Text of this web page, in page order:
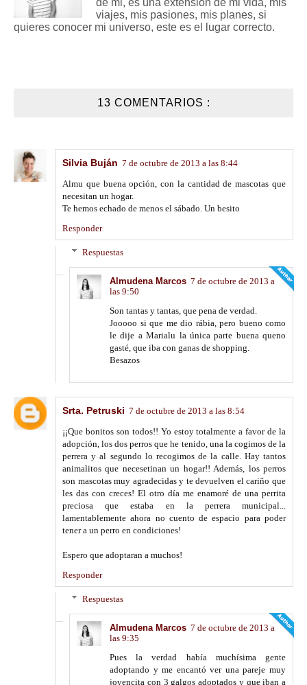
de mi, es una extensión de mi vida, mis
viajes, mis pasiones, mis planes, si
quieres conocer mi universo, este es el lugar correcto.
13 COMENTARIOS :
Silvia Buján 7 de octubre de 2013 a las 8:44
Almu que buena opción, con la cantidad de mascotas que
necesitan un hogar.
Te hemos echado de menos el sábado. Un besito
Responder
Respuestas
Almudena Marcos 7 de octubre de 2013 a
las 9:50
Son tantas y tantas, que pena de verdad.
Jooooo si que me dio rábia, pero bueno como
le dije a Marialu la única parte buena queno
gasté, que iba con ganas de shopping.
Besazos
Srta. Petruski 7 de octubre de 2013 a las 8:54
¡¡Que bonitos son todos!! Yo estoy totalmente a favor de la
adopción, los dos perros que he tenido, una la cogimos de la
perrera y al segundo lo recogimos de la calle. Hay tantos
animalitos que necesetinan un hogar!! Además, los perros
son mascotas muy agradecidas y te devuelven el cariño que
les das con creces! El otro día me enamoré de una perrita
preciosa que estaba en la perrera municipal...
lamentablemente ahora no cuento de espacio para poder
tener a un perro en condiciones!
Espero que adoptaran a muchos!
Responder
Respuestas
Almudena Marcos 7 de octubre de 2013 a
las 9:35
Pues la verdad había muchísima gente
adoptando y me encantó ver una pareje muy
jovencita con 3 galgos adoptados y que iban a